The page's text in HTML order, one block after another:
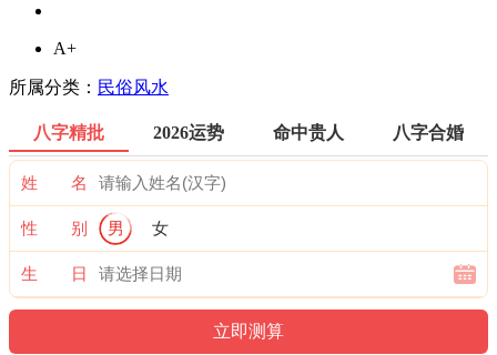
A+
所属分类： 民俗风水
八字精批 2026运势 命中贵人 八字合婚
姓 名
性 别 男 女
生 日